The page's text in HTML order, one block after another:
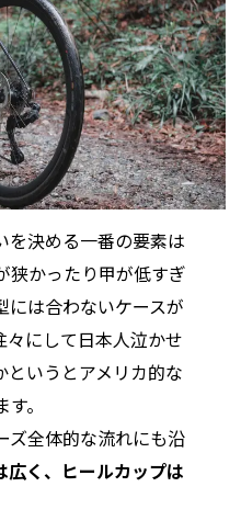
を決める一番の要素は
狭かったり甲が低すぎ
には合わないケースが
々にして日本人泣かせ
というとアメリカ的な
。
ズ全体的な流れにも沿
広く、ヒールカップは